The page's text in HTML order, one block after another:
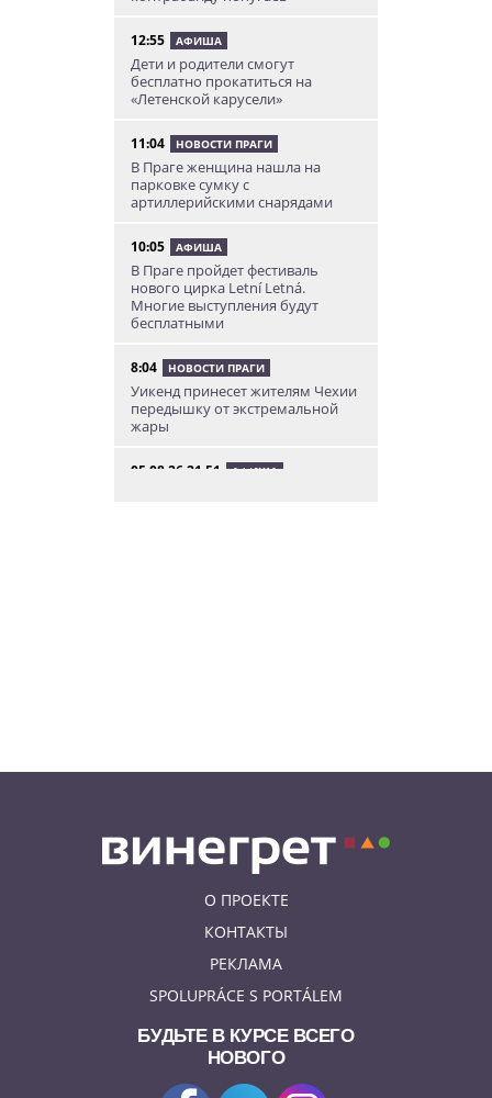
12:55 АФИША
Дети и родители смогут
бесплатно прокатиться на
«Летенской карусели»
11:04 НОВОСТИ ПРАГИ
В Праге женщина нашла на
парковке сумку с
артиллерийскими снарядами
10:05 АФИША
В Праге пройдет фестиваль
нового цирка Letní Letná.
Многие выступления будут
бесплатными
8:04 НОВОСТИ ПРАГИ
Уикенд принесет жителям Чехии
передышку от экстремальной
жары
05.08.26 21:51 АФИША
О ПРОЕКТЕ
КОНТАКТЫ
РЕКЛАМА
SPOLUPRÁCE S PORTÁLEM
БУДЬТЕ В КУРСЕ ВСЕГО
НОВОГО